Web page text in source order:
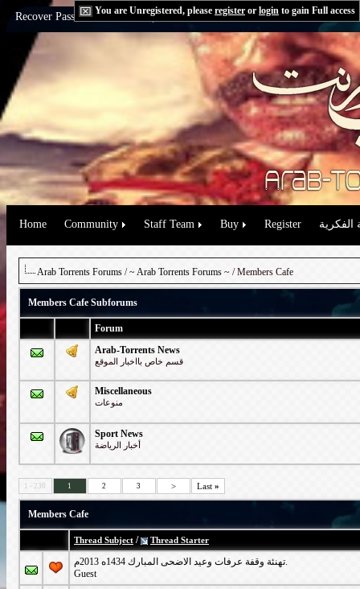
You are Unregistered, please register or login to gain Full access
Recover Password:via Email|via Question
Home Community Staff Team Buy Register الفكرية
Arab Torrents Forums /~ Arab Torrents Forums ~ / Members Cafe
Members Cafe Subforums
Forum
Arab-Torrents News
قسم خاص بااخبار الموقع
Miscellaneous
منوعات
Sport News
أخبار الرياضة
1 - 230 1 2 3 > Last »
Members Cafe
Thread Subject / Thread Starter
تهنئة وقفة عرفات وعيد الاضحى المبارك 1434ه 2013م.
Guest